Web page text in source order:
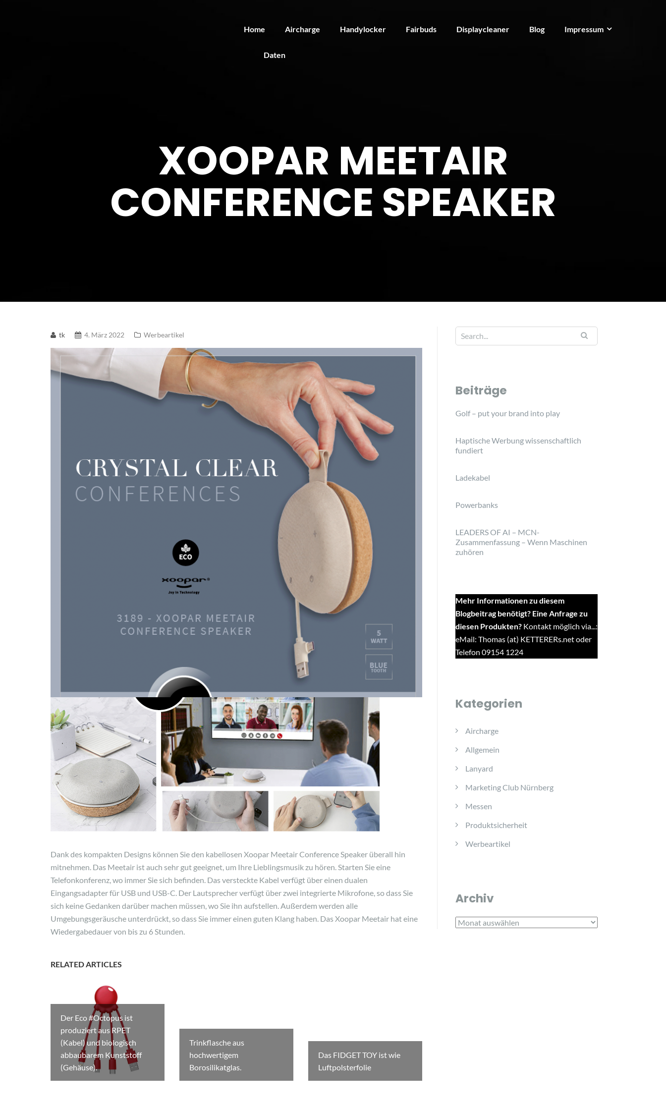
Home Aircharge Handylocker Fairbuds Displaycleaner Blog Impressum
Daten
XOOPAR MEETAIR
CONFERENCE SPEAKER
tk 4. März 2022 Werbeartikel
Dank des kompakten Designs können Sie den kabellosen Xoopar Meetair Conference Speaker überall hin
mitnehmen. Das Meetair ist auch sehr gut geeignet, um Ihre Lieblingsmusik zu hören. Starten Sie eine
Telefonkonferenz, wo immer Sie sich befinden. Das versteckte Kabel verfügt über einen dualen
Eingangsadapter für USB und USB-C. Der Lautsprecher verfügt über zwei integrierte Mikrofone, so dass Sie
sich keine Gedanken darüber machen müssen, wo Sie ihn aufstellen. Außerdem werden alle
Umgebungsgeräusche unterdrückt, so dass Sie immer einen guten Klang haben. Das Xoopar Meetair hat eine
Wiedergabedauer von bis zu 6 Stunden.
RELATED ARTICLES
Der Eco #Octopus ist
produziert aus RPET
(Kabel) und biologisch
abbaubarem Kunststoff
(Gehäuse).
Trinkflasche aus
hochwertigem
Borosilikatglas.
Das FIDGET TOY ist wie
Luftpolsterfolie
Beiträge
Golf – put your brand into play
Haptische Werbung wissenschaftlich
fundiert
Ladekabel
Powerbanks
LEADERS OF AI – MCN-
Zusammenfassung – Wenn Maschinen
zuhören
Mehr Informationen zu diesem
Blogbeitrag benötigt? Eine Anfrage zu
diesen Produkten? Kontakt möglich via...:
eMail: Thomas (at) KETTERERs.net oder
Telefon 09154 1224
Kategorien
Aircharge
Allgemein
Lanyard
Marketing Club Nürnberg
Messen
Produktsicherheit
Werbeartikel
Archiv
Archiv